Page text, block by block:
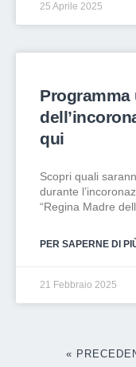
25 Aprile 2025
Programma
qui
Scopri quali
durante
“Regina Madre
PER SAPERNE DI
21 Febbraio 2025
«